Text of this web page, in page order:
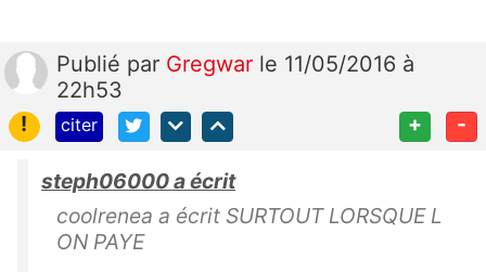
Publié par Gregwar le 11/05/2016 à
22h53
!
citer + -
steph06000 a écrit
coolrenea a écrit SURTOUT LORSQUE L
ON PAYE